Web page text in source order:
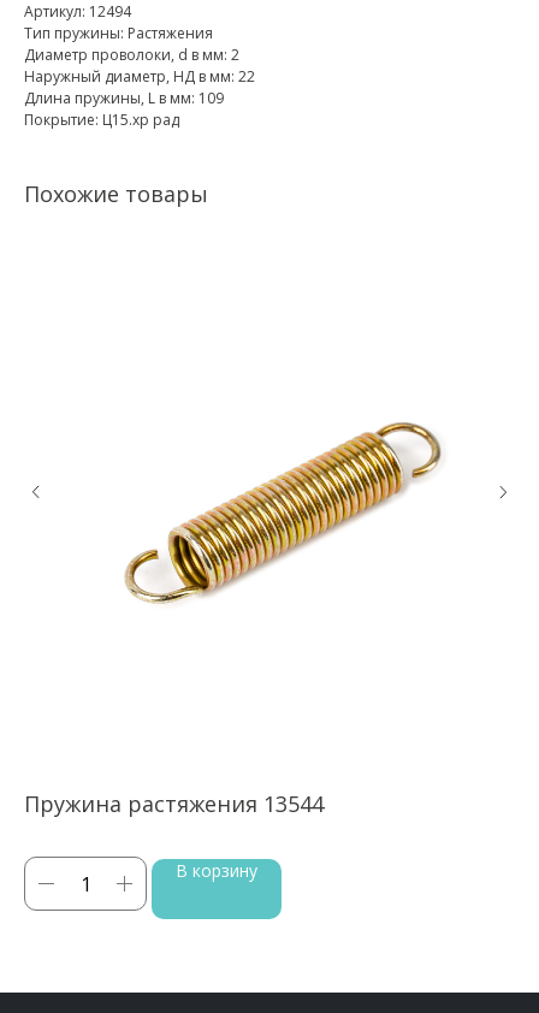
Артикул: 12494
Тип пружины: Растяжения
Диаметр проволоки, d в мм: 2
Наружный диаметр, НД в мм: 22
Длина пружины, L в мм: 109
Покрытие: Ц15.хр рад
Похожие товары
Пружина растяжения 13544
В корзину